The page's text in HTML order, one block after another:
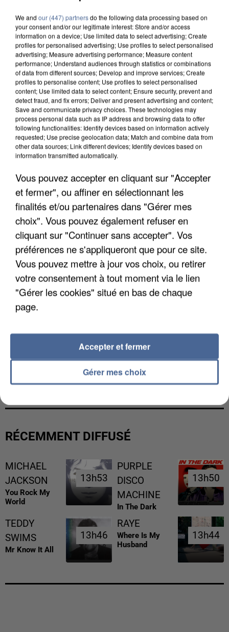
UNE TOURISTE DE L’OISE EMPORTÉE PAR UNE
COULÉE DE BOUE EN HAUTE-SAVOIE
LES DONNÉES DE 300 000 CLIENTS DÉROBÉES À
INTERMARCHÉ APRÈS UNE...
RÉCEMMENT DIFFUSÉ
MICHAEL
JACKSON
You Rock My
World
13h53
13h53
PURPLE
DISCO
MACHINE
In The Dark
13h50
13h50
TEDDY
SWIMS
Mr Know It All
13h46
13h46
RAYE
Where Is My
Husband
13h44
13h44
We and our (447) partnersdo the following data processing based on
your consent and/or our legitimate interest: Store and/or access
information on a device; Use limited data to select advertising; Create
profiles for personalised advertising; Use profiles to select personalised
advertising; Measure advertising performance; Measure content
performance; Understand audiences through statistics or combinations
of data from different sources; Develop and improve services; Create
profiles to personalise content; Use profiles to select personalised
content; Use limited data to select content; Ensure security, prevent and
detect fraud, and fix errors; Deliver and present advertising and content;
Save and communicate privacy choices. These technologies may
process personal data such as IP address and browsing data to offer
following functionalities: Identify devices based on information actively
requested; Use precise geolocation data; Match and combine data from
other data sources; Link different devices; Identify devices based on
information transmitted automatically.
Vous pouvez accepter en cliquant sur "Accepter
et fermer", ou affiner en sélectionnant les
finalités et/ou partenaires dans "Gérer mes
choix". Vous pouvez également refuser en
cliquant sur "Continuer sans accepter". Vos
préférences ne s'appliqueront que pour ce site.
Vous pouvez mettre à jour vos choix, ou retirer
votre consentement à tout moment via le lien
"Gérer les cookies" situé en bas de chaque
page.
Gérer mes choix
Accepter et fermer